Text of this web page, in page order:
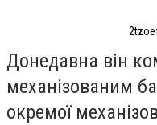
Донедавна він
механізованим
окремої